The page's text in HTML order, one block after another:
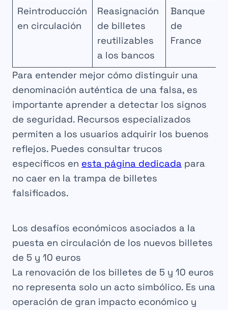
Reintroducción
en circulación
Reasignación
de billetes
reutilizables
a los bancos
Banque
de
France
Para entender mejor cómo distinguir una
denominación auténtica de una falsa, es
importante aprender a detectar los signos
de seguridad. Recursos especializados
permiten a los usuarios adquirir los buenos
reflejos. Puedes consultar trucos
específicos en esta página dedicada para
no caer en la trampa de billetes
falsificados.
Los desafíos económicos asociados a la
puesta en circulación de los nuevos billetes
de 5 y 10 euros
La renovación de los billetes de 5 y 10 euros
no representa solo un acto simbólico. Es una
operación de gran impacto económico y